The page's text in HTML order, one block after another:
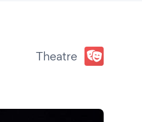
Theatre